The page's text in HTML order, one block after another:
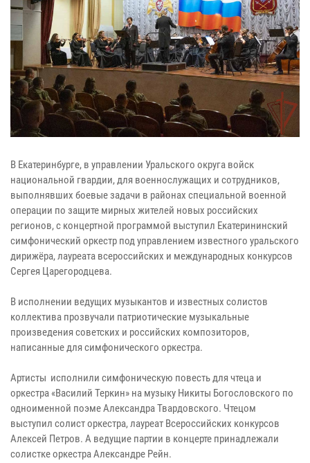
В Екатеринбурге, в управлении Уральского округа войск
национальной гвардии, для военнослужащих и сотрудников,
выполнявших боевые задачи в районах специальной военной
операции по защите мирных жителей новых российских
регионов, с концертной программой выступил Екатерининский
симфонический оркестр под управлением известного уральского
дирижёра, лауреата всероссийских и международных конкурсов
Сергея Царегородцева.
В исполнении ведущих музыкантов и известных солистов
коллектива прозвучали патриотические музыкальные
произведения советских и российских композиторов,
написанные для симфонического оркестра.
Артисты исполнили симфоническую повесть для чтеца и
оркестра «Василий Теркин» на музыку Никиты Богословского по
одноименной поэме Александра Твардовского. Чтецом
выступил солист оркестра, лауреат Всероссийских конкурсов
Алексей Петров. А ведущие партии в концерте принадлежали
солистке оркестра Александре Рейн.